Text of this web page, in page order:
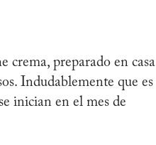
crema, preparado en casa
Indudablemente que es
inician en el mes de